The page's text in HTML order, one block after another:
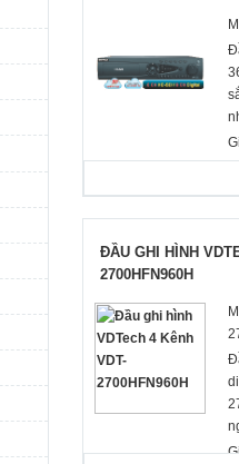
ĐẦU GHI HÌNH
2700HFN960H